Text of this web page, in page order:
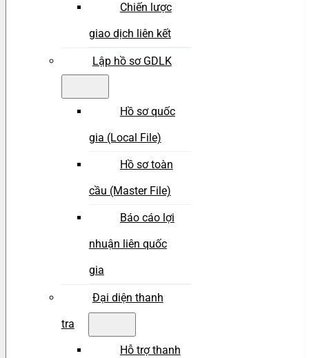
Chiến lược
giao dịch liên kết
Lập hồ sơ GDLK
Hồ sơ quốc
gia (Local File)
Hồ sơ toàn
cầu (Master File)
Báo cáo lợi
nhuận liên quốc
gia
Đại diện thanh
tra
Hỗ trợ thanh